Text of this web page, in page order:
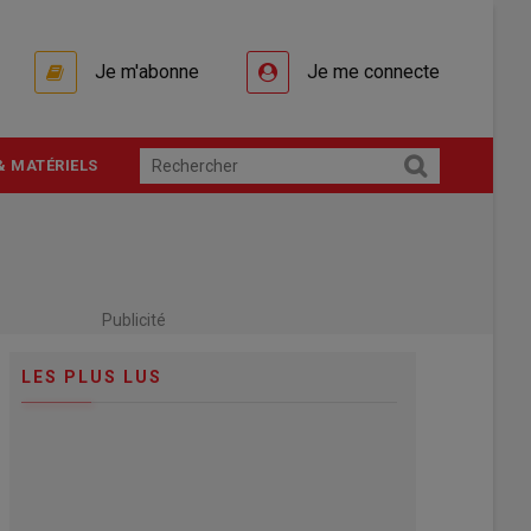
Je m'abonne Je me connecte
MATÉRIELS
Publicité
LES PLUS LUS